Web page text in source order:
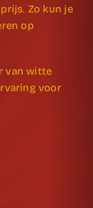
Zo kun je
op
van witte
voor